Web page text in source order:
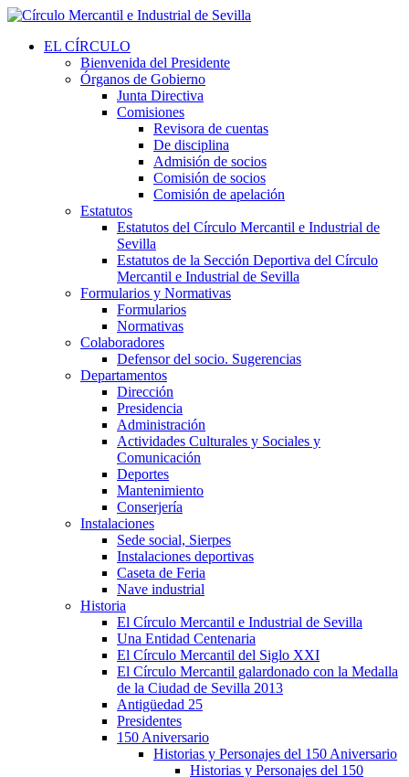
EL CÍRCULO
Bienvenida del Presidente
Órganos de Gobierno
Junta Directiva
Comisiones
Revisora de cuentas
De disciplina
Admisión de socios
Comisión de socios
Comisión de apelación
Estatutos
Estatutos del Círculo Mercantil e Industrial de
Sevilla
Estatutos de la Sección Deportiva del Círculo
Mercantil e Industrial de Sevilla
Formularios y Normativas
Formularios
Normativas
Colaboradores
Defensor del socio. Sugerencias
Departamentos
Dirección
Presidencia
Administración
Actividades Culturales y Sociales y
Comunicación
Deportes
Mantenimiento
Conserjería
Instalaciones
Sede social, Sierpes
Instalaciones deportivas
Caseta de Feria
Nave industrial
Historia
El Círculo Mercantil e Industrial de Sevilla
Una Entidad Centenaria
El Círculo Mercantil del Siglo XXI
El Círculo Mercantil galardonado con la Medalla
de la Ciudad de Sevilla 2013
Antigüedad 25
Presidentes
150 Aniversario
Historias y Personajes del 150 Aniversario
Historias y Personajes del 150